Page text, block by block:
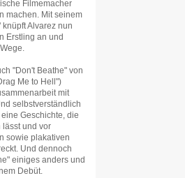
Filmemacher
machen. Mit seinem
Alvarez nun
Erstling an und
"Don't Beathe" von
Me to Hell")
mit
selbstverständlich
Geschichte, die
lässt und vor
sowie plakativen
Und dennoch
einiges anders und
Debüt.